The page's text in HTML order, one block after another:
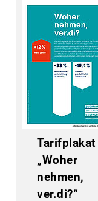
Tarifplakat
„Woher
nehmen,
ver.di?“